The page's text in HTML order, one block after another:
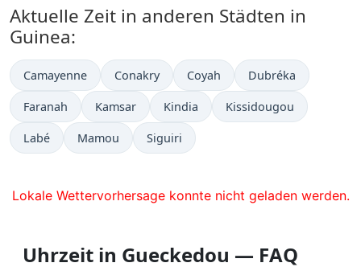
Aktuelle Zeit in anderen Städten in
Guinea:
Camayenne Conakry Coyah Dubréka
Faranah Kamsar Kindia Kissidougou
Labé Mamou Siguiri
Lokale Wettervorhersage konnte nicht geladen werden.
Uhrzeit in Gueckedou — FAQ